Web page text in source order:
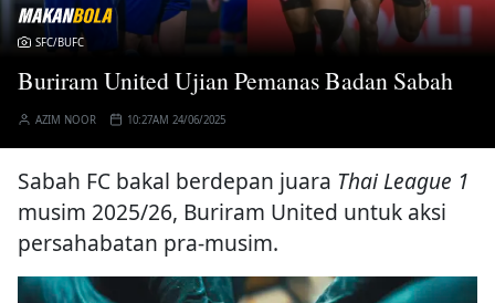
SFC/BUFC
Buriram United Ujian Pemanas Badan Sabah
AZIM NOOR 10:27AM 24/06/2025
Sabah FC bakal berdepan juara Thai League 1
musim 2025/26, Buriram United untuk aksi
persahabatan pra-musim.